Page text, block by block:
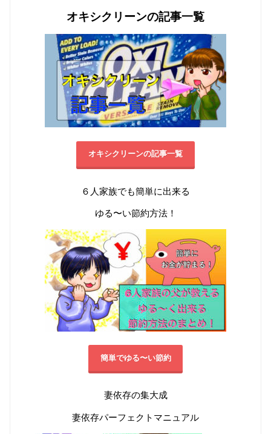
オキシクリーンの記事一覧
オキシクリーンの記事一覧
６人家族でも簡単に出来る
ゆる〜い節約方法！
簡単でゆる〜い節約
妻依存の集大成
妻依存パーフェクトマニュアル